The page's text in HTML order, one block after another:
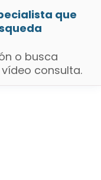
que
o busca
consulta.